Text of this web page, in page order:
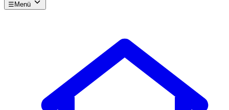
☰ Menü